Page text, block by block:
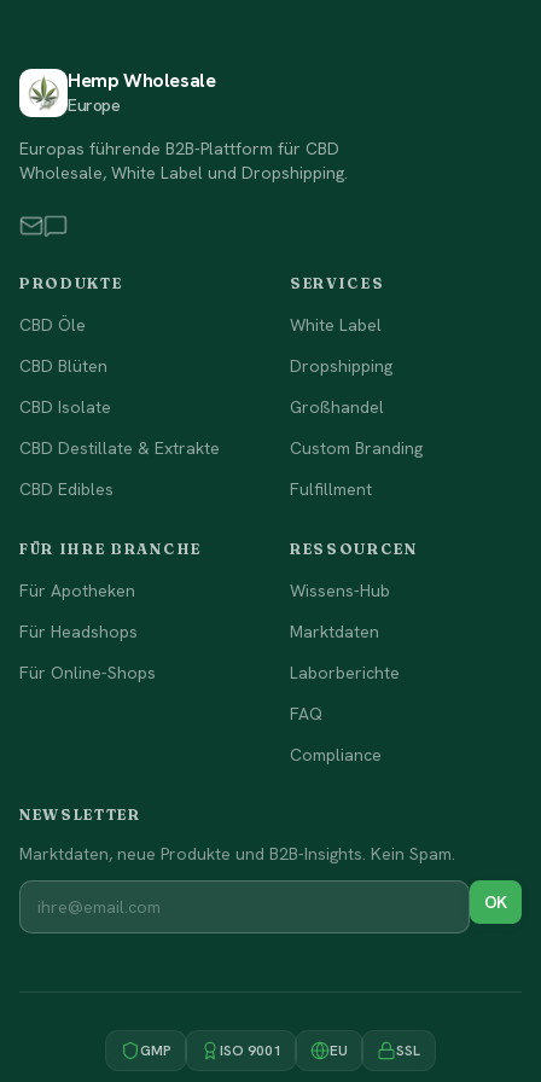
Hemp Wholesale
Europe
Europas führende B2B-Plattform für CBD
Wholesale, White Label und Dropshipping.
PRODUKTE
CBD Öle
CBD Blüten
CBD Isolate
CBD Destillate & Extrakte
CBD Edibles
SERVICES
White Label
Dropshipping
Großhandel
Custom Branding
Fulfillment
FÜR IHRE BRANCHE
Für Apotheken
Für Headshops
Für Online-Shops
RESSOURCEN
Wissens-Hub
Marktdaten
Laborberichte
FAQ
Compliance
NEWSLETTER
Marktdaten, neue Produkte und B2B-Insights. Kein Spam.
OK
GMP ISO 9001 EU SSL